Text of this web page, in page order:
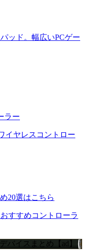
ッド。幅広いPCゲー
ラー
イヤレスコントロー
20選はこちら
すすめコントローラ
バイスまとめ【ad】